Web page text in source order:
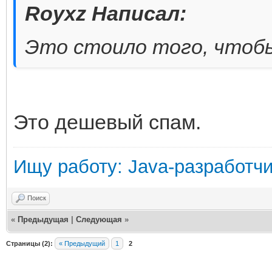
Royxz Написал:
Это стоило того,
Это дешевый спам.
Ищу работу: Java-
Поиск
« Предыдущая Следующая »
Страницы (2): « Предыдущий 1 2